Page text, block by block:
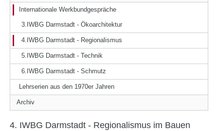
Internationale Werkbundgespräche
3.IWBG Darmstadt - Ökoarchitektur
4.IWBG Darmstadt - Regionalismus
5.IWBG Darmstadt - Technik
6.IWBG Darmstadt - Schmutz
Lehrserien aus den 1970er Jahren
Archiv
4. IWBG Darmstadt - Regionalismus im Bauen